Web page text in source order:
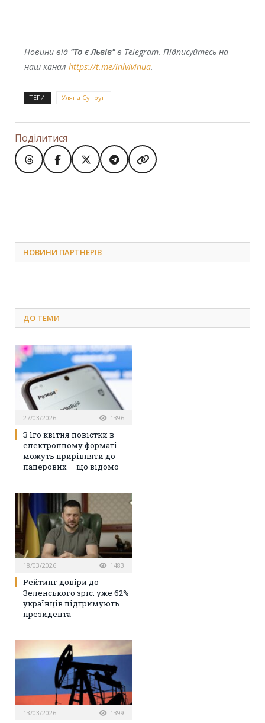
Новини від "То є Львів"в Telegram. Підписуйтесь на
наш канал https://t.me/inlvivinua.
ТЕГИ: Уляна Супрун
Поділитися
НОВИНИ ПАРТНЕРІВ
ДО ТЕМИ
27/03/2026 1396
З 1го квітня повістки в
електронному форматі
можуть прирівняти до
паперових — що відомо
18/03/2026 1483
Рейтинг довіри до
Зеленського зріс: уже 62%
українців підтримують
президента
13/03/2026 1399